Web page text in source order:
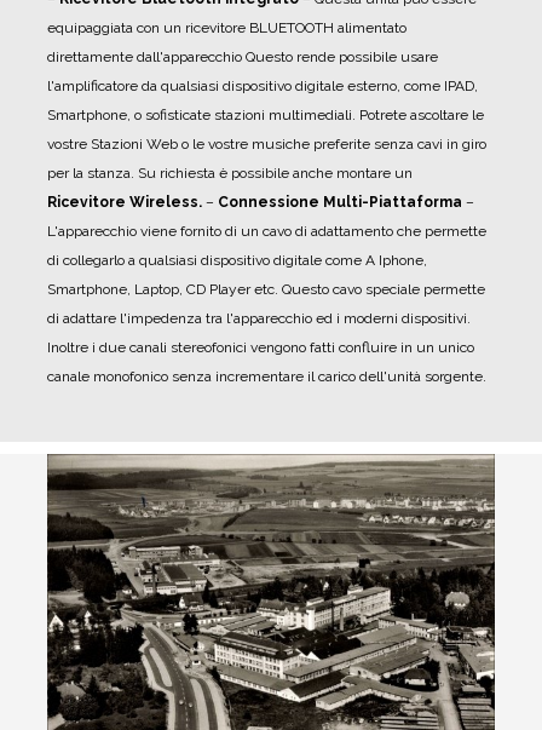
equipaggiata con un ricevitore BLUETOOTH alimentato
direttamente dall'apparecchio Questo rende possibile usare
l'amplificatore da qualsiasi dispositivo digitale esterno, come IPAD,
Smartphone, o sofisticate stazioni multimediali. Potrete ascoltare le
vostre Stazioni Web o le vostre musiche preferite senza cavi in giro
per la stanza. Su richiesta è possibile anche montare un
Ricevitore Wireless. – Connessione Multi-Piattaforma –
L'apparecchio viene fornito di un cavo di adattamento che permette
di collegarlo a qualsiasi dispositivo digitale come A Iphone,
Smartphone, Laptop, CD Player etc. Questo cavo speciale permette
di adattare l'impedenza tra l'apparecchio ed i moderni dispositivi.
Inoltre i due canali stereofonici vengono fatti confluire in un unico
canale monofonico senza incrementare il carico dell'unità sorgente.